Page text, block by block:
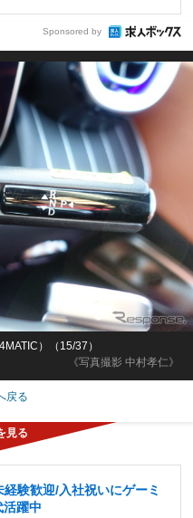
Sponsored by
《写真撮影 中村孝仁》
）（15/37）
戻る
験歓迎/入社祝いにゲーミ
躍中